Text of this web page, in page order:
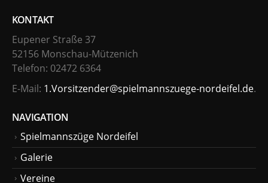
KONTAKT
Eupener Straße 37
52156 Monschau-Mützenich
Telefon: 02472 6364
E-Mail: 1.Vorsitzender@spielmannszuege-nordeifel.de.
NAVIGATION
Spielmannszüge Nordeifel
Galerie
Vereine